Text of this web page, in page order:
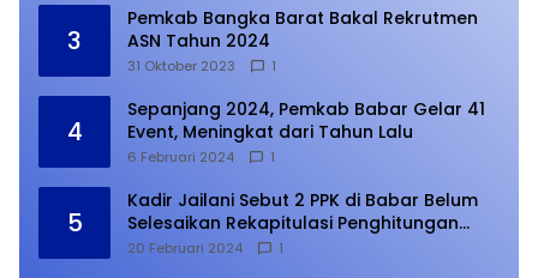
3
Pemkab Bangka Barat Bakal Rekrutmen
ASN Tahun 2024
31 Oktober 2023 1
4
Sepanjang 2024, Pemkab Babar Gelar 41
Event, Meningkat dari Tahun Lalu
6 Februari 2024 1
5
Kadir Jailani Sebut 2 PPK di Babar Belum
Selesaikan Rekapitulasi Penghitungan
Suara
20 Februari 2024 1